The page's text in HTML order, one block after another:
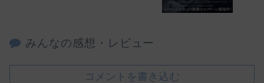
みんなの感想・レビュー
コメントを書き込む